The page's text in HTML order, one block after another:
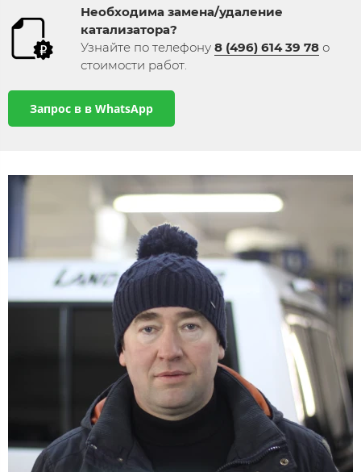
Необходима замена/удаление
катализатора​?
Узнайте по телефону 8 (496) 614 39 78 ​ о
стоимости работ​.
Запрос в в WhatsApp